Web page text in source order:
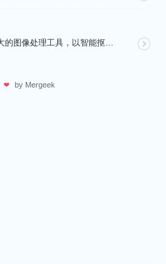
ProKnockOut 是一款强大的图像处理工具，以智能抠图为核心，集成了图片合成、人像美容、照片编...
❤ by Mergeek